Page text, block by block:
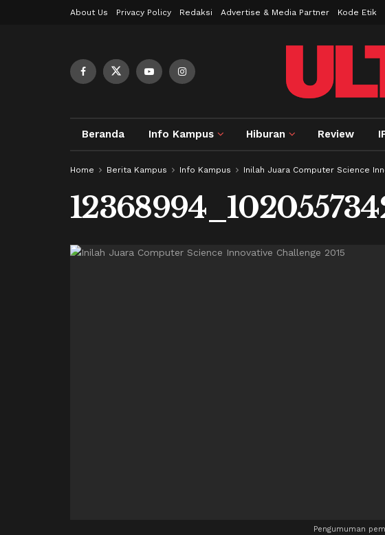
About Us Privacy Policy Redaksi Advertise & Media Partner Kode Etik
Beranda Info Kampus Hiburan Review
Home Berita Kampus Info Kampus Inilah Juara Computer Science
Pengumuman